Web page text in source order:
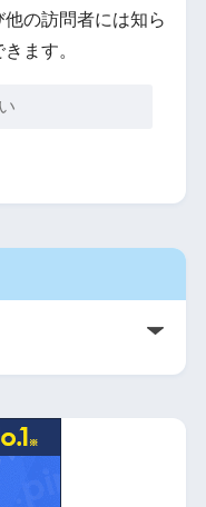
の訪問者には知ら
ます。